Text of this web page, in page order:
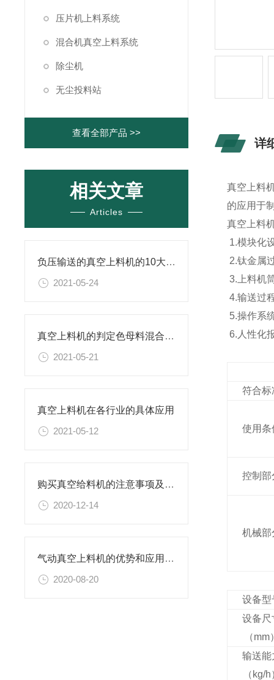
压片机上料系统
混合机真空上料系统
除尘机
无尘投料站
查看全部产品 >>
相关文章
Articles
负压输送的真空上料机的10大优势
2021-05-24
真空上料机的判定色母料混合质量的方法
2021-05-21
真空上料机在各行业的具体应用
2021-05-12
购买真空给料机的注意事项及影响其运行的因素
2020-12-14
气动真空上料机的优势和应用范围
2020-08-20
详
真空上料
的应用于
真空上料
1.模块化
2.钛金属
3.上料机
4.输送过
5.操作系
6.人性化
符合标
使用条
控制部
机械部
设备型
设备尺
（mm
输送能
（ kg/h